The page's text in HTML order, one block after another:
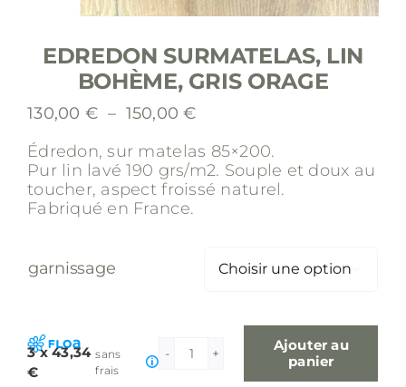
EDREDON SURMATELAS, LIN
BOHÈME, GRIS ORAGE
130,00 € – 150,00€Plage
prix :
130,00 €
à
Édredon, sur matelas 85×200.
Pur lin lavé 190 grs/m2. Souple et doux au
toucher, aspect froissé naturel.
Fabriqué en France.
garnissage 
3 x 43,34
€
sans
frais
quantité
Ajouter au
panier